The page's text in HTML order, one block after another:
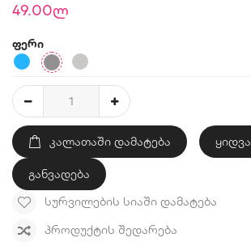
49.00ლ
ფერი
ᲙᲐᲚᲐᲗᲐᲨᲘ ᲓᲐᲛᲐᲢᲔᲑᲐ ყიდვა
განვადება
ᲡᲣᲠᲕᲘᲚᲔᲑᲘᲡ ᲡᲘᲐᲨᲘ ᲓᲐᲛᲐᲢᲔᲑᲐ
ᲞᲠᲝᲓᲣᲥᲢᲘᲡ ᲨᲔᲓᲐᲠᲔᲑᲐ